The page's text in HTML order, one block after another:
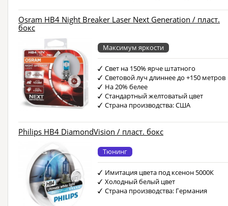
Osram HB4 Night Breaker Laser Next Generation / пласт.
бокс
Максимум яркости
Свет на 150% ярче штатного
Световой луч длиннее до +150 метров
На 20% белее
Стандартный желтоватый цвет
Страна производства: США
Philips HB4 DiamondVision / пласт. бокс
Тюнинг
Имитация цвета под ксенон 5000К
Холодный белый цвет
Страна производства: Германия